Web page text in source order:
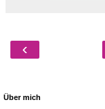
‹
Über mich